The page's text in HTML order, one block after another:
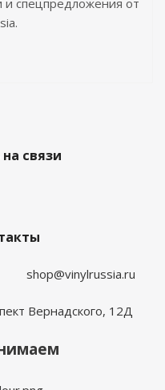
и спецпредложения от
связи
shop@vinylrussia.ru
Вернадского, 12Д